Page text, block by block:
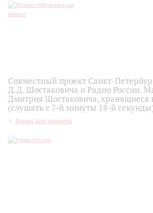
Совместный проект Санкт-
Д.Д. Шостаковича и Радио России.
Дмитрия Шостаковича, хранящиеся
(слушать с 7-й минуты 18-й
Время Шостаковича